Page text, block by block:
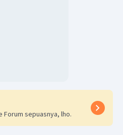
Forum sepuasnya, lho.